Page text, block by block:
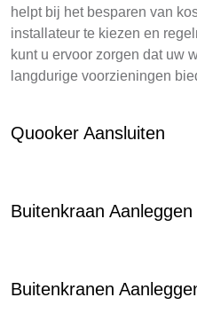
helpt bij het besparen van
installateur te kiezen en
kunt u ervoor zorgen dat uw
langdurige voorzieningen
Quooker Aansluiten
Buitenkraan Aanleggen
Buitenkranen